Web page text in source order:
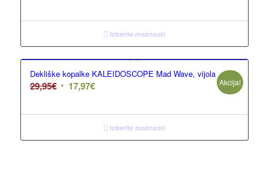
Izberite možnosti
Dekliške kopalke KALEIDOSCOPE Mad Wave, vijola
29,95€ 17,97€ Akcija!
Izberite možnosti